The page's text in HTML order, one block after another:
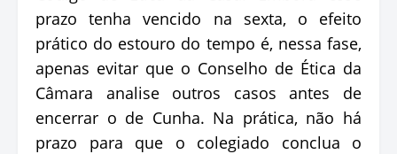
prazo tenha vencido na sexta, o efeito
prático do estouro do tempo é, nessa fase,
apenas evitar que o Conselho de Ética da
Câmara analise outros casos antes de
encerrar o de Cunha. Na prática, não há
prazo para que o colegiado conclua o